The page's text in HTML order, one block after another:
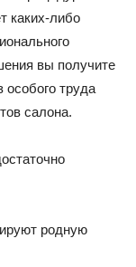
каких-либо
вы получите
особого труда
салона.
родную